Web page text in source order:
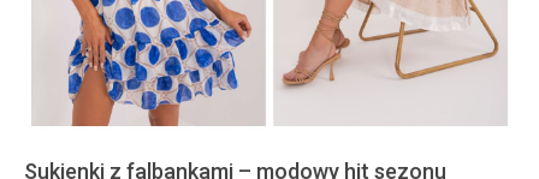
Sukienki z falbankami – modowy hit sezonu